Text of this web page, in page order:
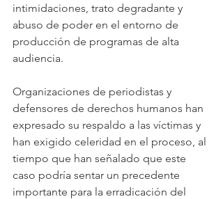
intimidaciones, trato degradante y
abuso de poder en el entorno de
producción de programas de alta
audiencia.
Organizaciones de periodistas y
defensores de derechos humanos han
expresado su respaldo a las víctimas y
han exigido celeridad en el proceso, al
tiempo que han señalado que este
caso podría sentar un precedente
importante para la erradicación del